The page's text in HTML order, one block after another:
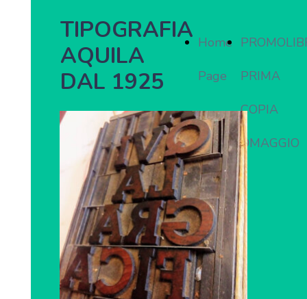
Home
Page PRIMA
COPIA
OMAGGIO
TIPOGRAFIA
AQUILA
DAL 1925